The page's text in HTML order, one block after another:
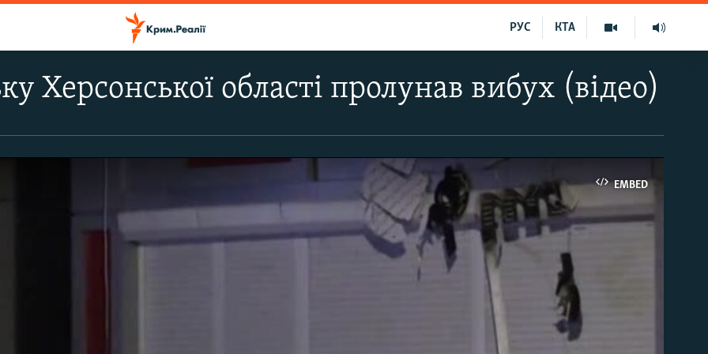
КТА
РУС
Херсонської області пролунав вибух (відео)
EMBED